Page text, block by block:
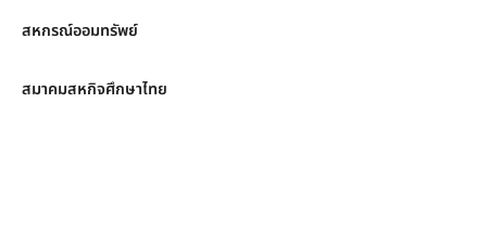
สหกรณ์ออมทรัพย์
สมาคมสหกิจศึกษาไทย